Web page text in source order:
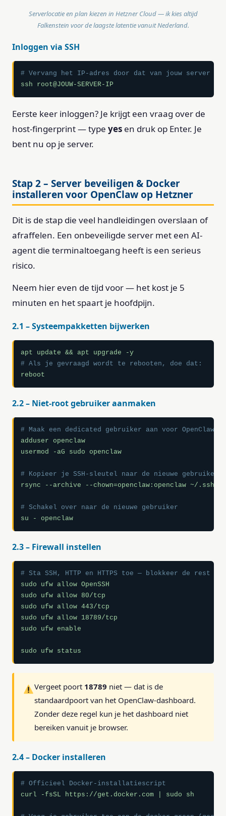
Serverlocatie en plan kiezen in Hetzner Cloud — ik kies altijd
Falkenstein voor de laagste latentie vanuit Nederland.
Inloggen via SSH
# Vervang het IP-adres door dat van jouw server
ssh root@JOUW-SERVER-IP
Eerste keer inloggen? Je krijgt een vraag over de
host-fingerprint — type yes en druk op Enter. Je
bent nu op je server.
Stap 2 – Server beveiligen & Docker
installeren voor OpenClaw op Hetzner
Dit is de stap die veel handleidingen overslaan of
afraffelen. Een onbeveiligde server met een AI-
agent die terminaltoegang heeft is een serieus
risico.
Neem hier even de tijd voor — het kost je 5
minuten en het spaart je hoofdpijn.
2.1 – Systeempakketten bijwerken
# Als je gevraagd wordt te rebooten, doe dat:
reboot
2.2 – Niet-root gebruiker aanmaken
# Maak een dedicated gebruiker aan voor OpenClaw
adduser openclaw
usermod -aG sudo openclaw
# Kopieer je SSH-sleutel naar de nieuwe gebruiker
rsync --archive --chown=openclaw:openclaw ~/.ssh /
# Schakel over naar de nieuwe gebruiker
su - openclaw
2.3 – Firewall instellen
# Sta SSH, HTTP en HTTPS toe — blokkeer de rest
sudo ufw allow OpenSSH
sudo ufw allow 80/tcp
sudo ufw allow 443/tcp
sudo ufw allow 18789/tcp
sudo ufw enable
sudo ufw status
Vergeet poort 18789 niet — dat is de
standaardpoort van het OpenClaw-dashboard.
Zonder deze regel kun je het dashboard niet
bereiken vanuit je browser.
2.4 – Docker installeren
# Officieel Docker-installatiescript
curl -fsSL https://get.docker.com | sudo sh